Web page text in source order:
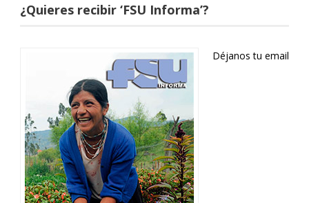
¿Quieres recibir ‘FSU Informa’?
Déjanos tu email